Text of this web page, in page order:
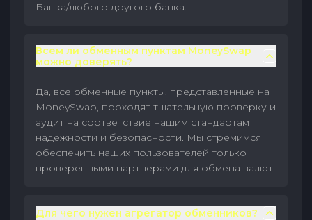
Банка/любого другого банка.
Всем ли обменным пунктам MoneySwap
можно доверять?
Да, все обменные пункты, представленные на
MoneySwap, проходят тщательную проверку и
аудит на соответствие нашим стандартам
надежности и безопасности. Мы стремимся
обеспечить наших пользователей только
проверенными партнерами для обмена валют.
Для чего нужен агрегатор обменников?